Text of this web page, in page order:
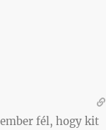
fél, hogy kit